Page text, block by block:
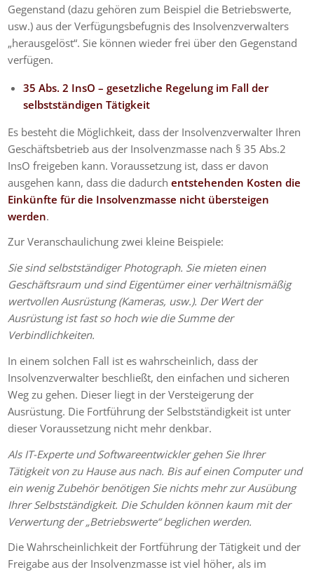
Gegenstand (dazu gehören zum Beispiel die Betriebswerte,
usw.) aus der Verfügungsbefugnis des Insolvenzverwalters
„herausgelöst“. Sie können wieder frei über den Gegenstand
verfügen.
35 Abs. 2 InsO – gesetzliche Regelung im Fall der
selbstständigen Tätigkeit
Es besteht die Möglichkeit, dass der Insolvenzverwalter Ihren
Geschäftsbetrieb aus der Insolvenzmasse nach § 35 Abs.2
InsO freigeben kann. Voraussetzung ist, dass er davon
ausgehen kann, dass die dadurchentstehenden Kosten die
Einkünfte für die Insolvenzmasse nicht übersteigen
werden.
Zur Veranschaulichung zwei kleine Beispiele:
Sie sind selbstständiger Photograph. Sie mieten einen
Geschäftsraum und sind Eigentümer einer verhältnismäßig
wertvollen Ausrüstung (Kameras, usw.). Der Wert der
Ausrüstung ist fast so hoch wie die Summe der
Verbindlichkeiten.
In einem solchen Fall ist es wahrscheinlich, dass der
Insolvenzverwalter beschließt, den einfachen und sicheren
Weg zu gehen. Dieser liegt in der Versteigerung der
Ausrüstung. Die Fortführung der Selbstständigkeit ist unter
dieser Voraussetzung nicht mehr denkbar.
Als IT-Experte und Softwareentwickler gehen Sie Ihrer
Tätigkeit von zu Hause aus nach. Bis auf einen Computer und
ein wenig Zubehör benötigen Sie nichts mehr zur Ausübung
Ihrer Selbstständigkeit. Die Schulden können kaum mit der
Verwertung der „Betriebswerte“ beglichen werden.
Die Wahrscheinlichkeit der Fortführung der Tätigkeit und der
Freigabe aus der Insolvenzmasse ist viel höher, als im